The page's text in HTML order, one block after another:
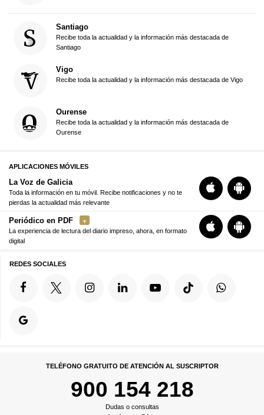
Santiago
Recibe toda la actualidad y la información más destacada de
Santiago
Vigo
Recibe toda la actualidad y la información más destacada de Vigo
Ourense
Recibe toda la actualidad y la información más destacada de
Ourense
APLICACIONES MÓVILES
La Voz de Galicia
Toda la información en tu móvil. Recibe notificaciones y no te
pierdas la actualidad más relevante
Periódico en PDF
La experiencia de lectura del diario impreso, ahora, en formato
digital
REDES SOCIALES
TELÉFONO GRATUITO DE ATENCIÓN AL SUSCRIPTOR
900 154 218
Dudas o consultas